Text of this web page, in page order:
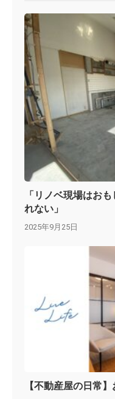
「リノベ現場はお
れない」
2025年9月25日
【不動産屋の日常